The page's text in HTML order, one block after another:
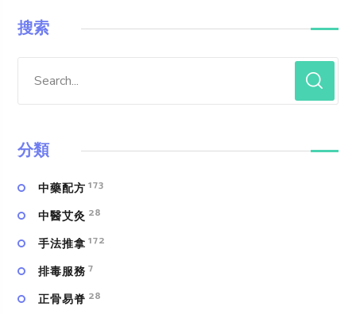
搜索
分類
中藥配方 173
中醫艾灸 28
手法推拿 172
排毒服務 7
正骨易脊 28